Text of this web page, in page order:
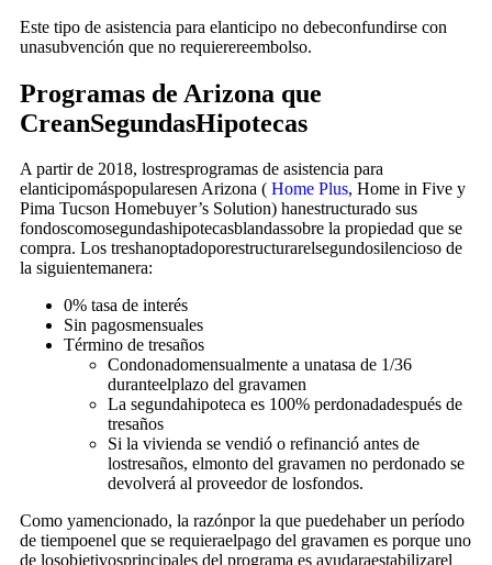
Este tipo de asistencia para elanticipo no debeconfundirse con
unasubvención que no requierereembolso.
Programas de Arizona que
CreanSegundasHipotecas
A partir de 2018, lostresprogramas de asistencia para
elanticipomáspopularesen Arizona ( Home Plus, Home in Five y
Pima Tucson Homebuyer’s Solution) hanestructurado sus
fondoscomosegundashipotecasblandassobre la propiedad que se
compra. Los treshanoptadoporestructurarelsegundosilencioso de
la siguientemanera:
0% tasa de interés
Sin pagosmensuales
Término de tresaños
Condonadomensualmente a unatasa de 1/36
duranteelplazo del gravamen
La segundahipoteca es 100% perdonadadespués de
tresaños
Si la vivienda se vendió o refinanció antes de
lostresaños, elmonto del gravamen no perdonado se
devolverá al proveedor de losfondos.
Como yamencionado, la razónpor la que puedehaber un período
de tiempoenel que se requieraelpago del gravamen es porque uno
de losobjetivosprincipales del programa es ayudaraestabilizarel